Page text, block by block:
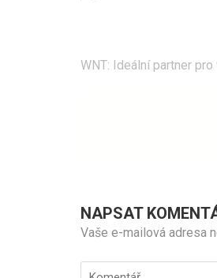
Navigace
WNT: Ideální partner
NAPSAT
Vaše e-mailová adresa
Komentář